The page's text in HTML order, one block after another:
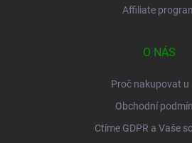
Affiliate
O NÁS
Proč nakupovat u
Obchodní
Ctíme GDPR a Vaše